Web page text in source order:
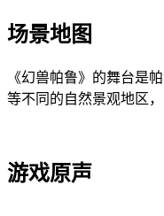
场景地图
《幻兽帕鲁》的舞台是
等不同的自然景观地区
游戏原声